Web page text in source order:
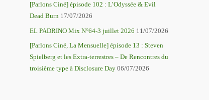
[Parlons Ciné] épisode 102 : L’Odyssée & Evil
Dead Burn 17/07/2026
EL PADRINO Mix N°64-3 juillet 2026 11/07/2026
[Parlons Ciné, La Mensuelle] épisode 13 : Steven
Spielberg et les Extra-terrestres – De Rencontres du
troisième type à Disclosure Day 06/07/2026